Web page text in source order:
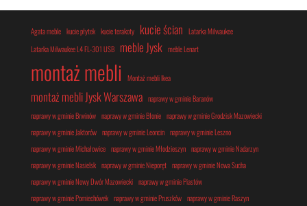
Agata meble kucie płytek kucie terakoty kucie ścian Latarka Milwaukee
Latarka Milwaukee L4 FL-301 USB meble Jysk meble Lenart
montaż mebli Montaż mebli Ikea
montaż mebli Jysk Warszawa naprawy w gminie Baranów
naprawy w gminie Brwinów naprawy w gminie Błonie naprawy w gminie Grodzisk Mazowiecki
naprawy w gminie Jaktorów naprawy w gminie Leoncin naprawy w gminie Leszno
naprawy w gminie Michałowice naprawy w gminie Młodzieszyn naprawy w gminie Nadarzyn
naprawy w gminie Nasielsk naprawy w gminie Nieporęt naprawy w gminie Nowa Sucha
naprawy w gminie Nowy Dwór Mazowiecki naprawy w gminie Piastów
naprawy w gminie Pomiechówek naprawy w gminie Pruszków naprawy w gminie Raszyn